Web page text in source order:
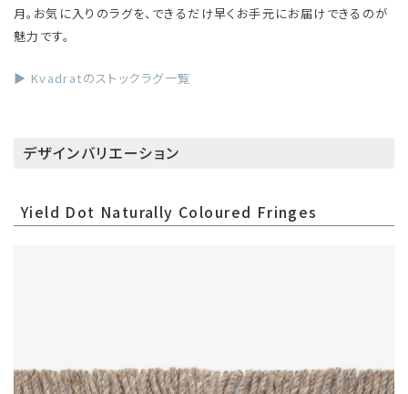
月。お気に入りのラグを、できるだけ早くお手元にお届けできるのが
魅力です。
▶ Kvadratのストックラグ一覧
デザインバリエーション
Yield Dot Naturally Coloured Fringes